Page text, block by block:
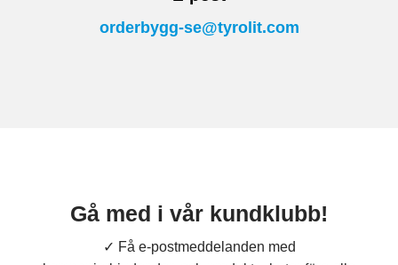
orderbygg-se@tyrolit.com
Gå med i vår kundklubb!
✓ Få e-postmeddelanden med